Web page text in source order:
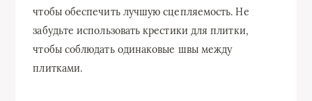
чтобы обеспечить лучшую сцепляемость. Не
забудьте использовать крестики для плитки,
чтобы соблюдать одинаковые швы между
плитками.